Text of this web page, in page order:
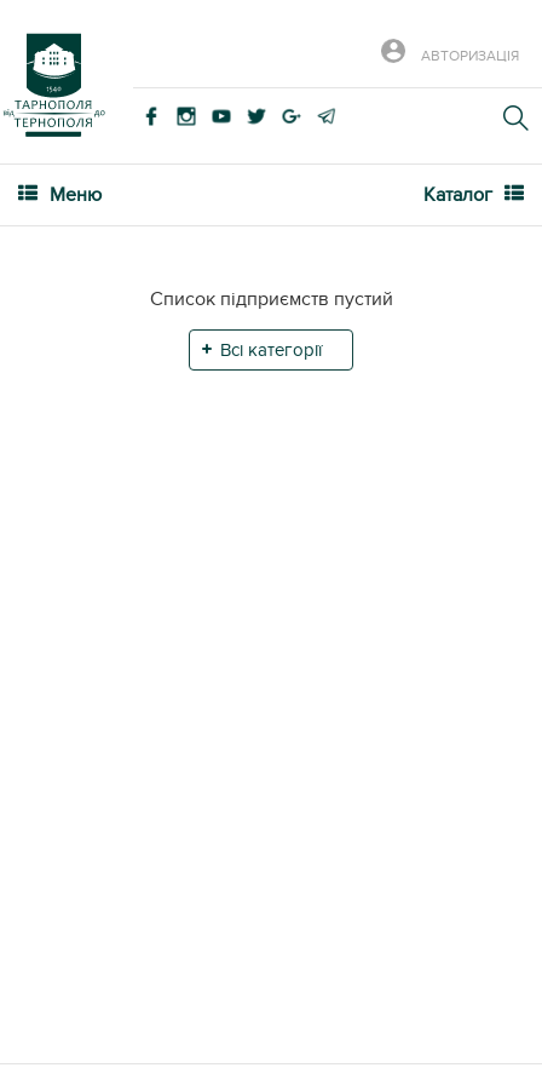
АВТОРИЗАЦІЯ
Меню Каталог
Список підприємств пустий
Всі категорії